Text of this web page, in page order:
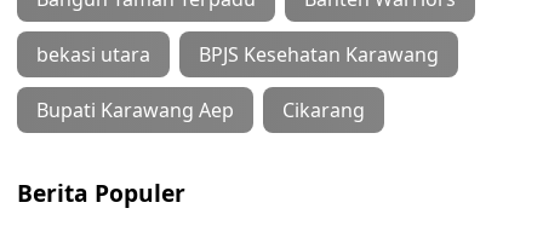
bekasi utara BPJS Kesehatan Karawang
Bupati Karawang Aep Cikarang
Berita Populer